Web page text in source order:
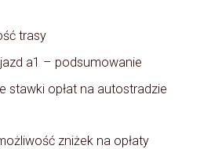
trasy
a1 – podsumowanie
stawki opłat na autostradzie
zniżek na opłaty